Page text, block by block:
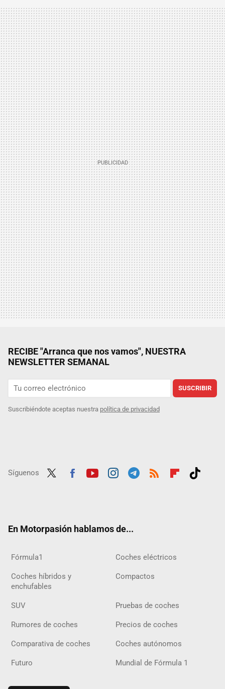
RECIBE "Arranca que nos vamos", NUESTRA
NEWSLETTER SEMANAL
SUSCRIBIR
Suscribiéndote aceptas nuestra política de privacidad
Síguenos
En Motorpasión hablamos de...
Fórmula1 Coches eléctricos
Coches híbridos y
enchufables
Compactos
SUV Pruebas de coches
Rumores de coches Precios de coches
Comparativa de coches Coches autónomos
Futuro Mundial de Fórmula 1